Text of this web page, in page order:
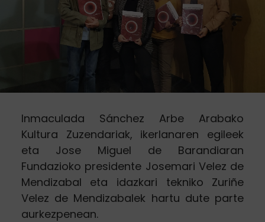
Inmaculada Sánchez Arbe Arabako
Kultura Zuzendariak, ikerlanaren egileek
eta Jose Miguel de Barandiaran
Fundazioko presidente Josemari Velez de
Mendizabal eta idazkari tekniko Zuriñe
Velez de Mendizabalek hartu dute parte
aurkezpenean.